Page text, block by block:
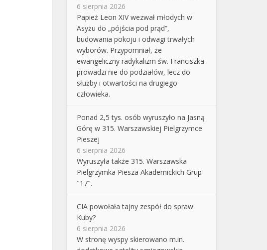
6 sierpnia 2026
Papież Leon XIV wezwał młodych w
Asyżu do „pójścia pod prąd”,
budowania pokoju i odwagi trwałych
wyborów. Przypomniał, że
ewangeliczny radykalizm św. Franciszka
prowadzi nie do podziałów, lecz do
służby i otwartości na drugiego
człowieka.
Ponad 2,5 tys. osób wyruszyło na Jasną
Górę w 315. Warszawskiej Pielgrzymce
Pieszej
6 sierpnia 2026
Wyruszyła także 315. Warszawska
Pielgrzymka Piesza Akademickich Grup
"17".
CIA powołała tajny zespół do spraw
Kuby?
6 sierpnia 2026
W stronę wyspy skierowano m.in.